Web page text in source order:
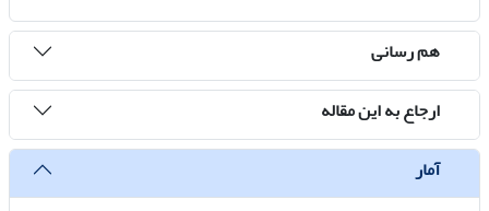
هم رسانی
ارجاع به این مقاله
آمار